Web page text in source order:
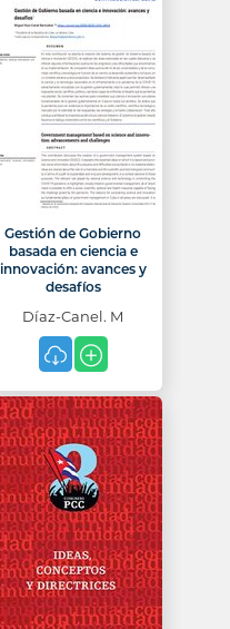
Gestión de Gobierno
basada en ciencia e
innovación: avances y
desafíos
Díaz-Canel. M